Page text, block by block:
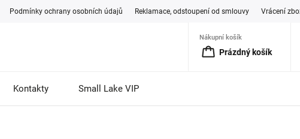
Podmínky ochrany osobních údajů Reklamace, odstoupení od smlouvy Vrácení
Nákupní košík
Prázdný košík
Kontakty Small Lake VIP